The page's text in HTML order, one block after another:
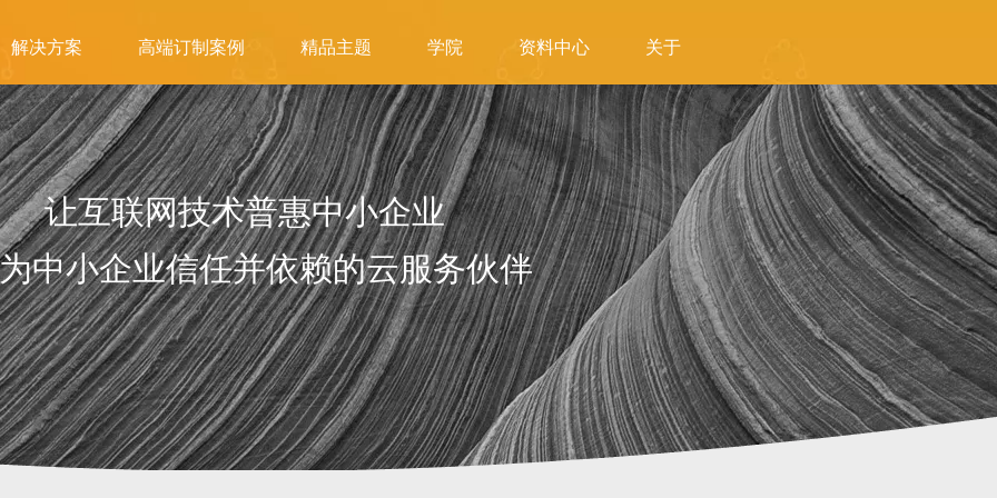
解决方案 高端订制案例 精品主题 学院 资料中心 关于
让互联网技术普惠中小企业
中小企业信任并依赖的云服务伙伴